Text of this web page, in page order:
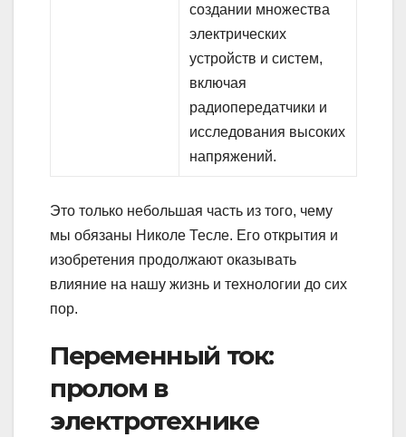
создании множества
электрических
устройств и систем,
включая
радиопередатчики и
исследования высоких
напряжений.
Это только небольшая часть из того, чему
мы обязаны Николе Тесле. Его открытия и
изобретения продолжают оказывать
влияние на нашу жизнь и технологии до сих
пор.
Переменный ток:
пролом в
электротехнике